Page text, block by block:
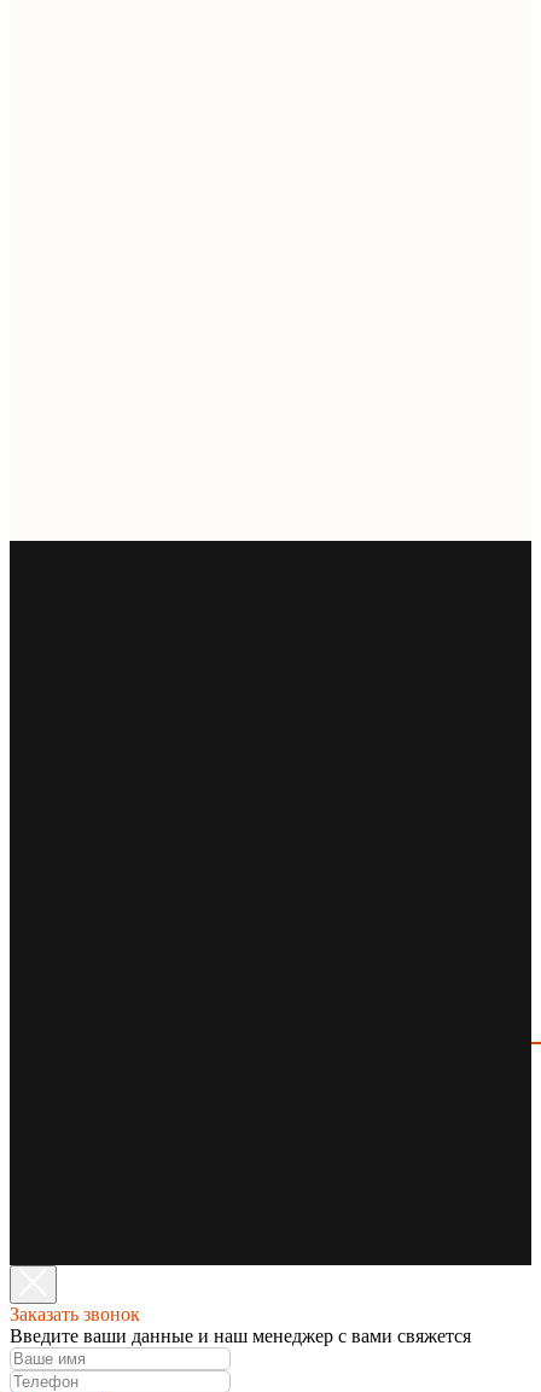
Заказать звонок
Введите ваши данные и наш менеджер с вами свяжется